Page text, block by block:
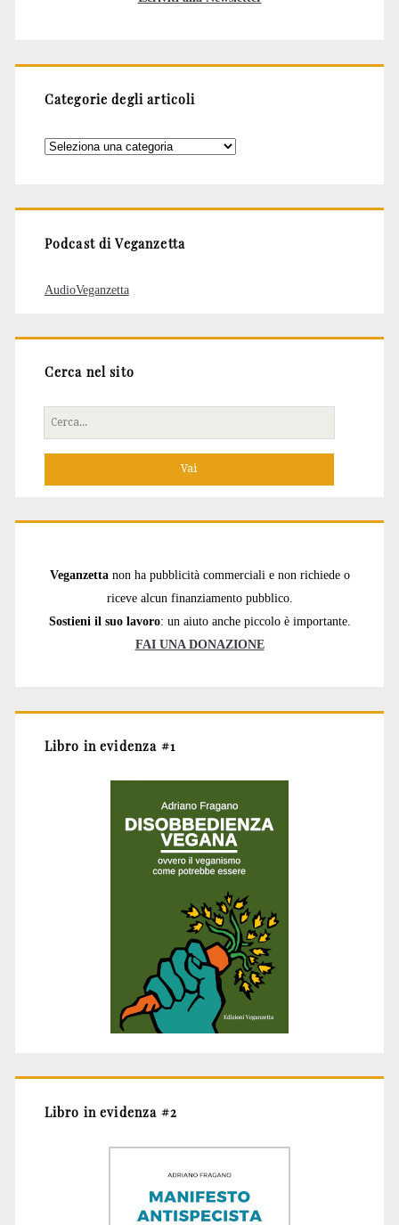
Categorie degli articoli
Categorie
Podcast di Veganzetta
AudioVeganzetta
Cerca nel sito
Cerca
per:
Veganzetta non ha pubblicità commerciali e non richiede o
riceve alcun finanziamento pubblico.
Sostieni il suo lavoro: un aiuto anche piccolo è importante.
FAI UNA DONAZIONE
Libro in evidenza #1
Libro in evidenza #2